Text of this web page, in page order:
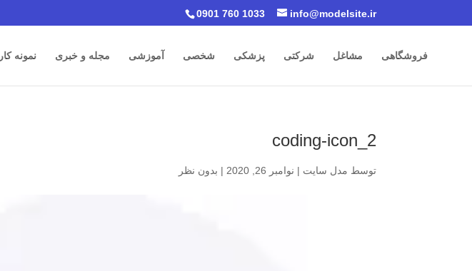
0901 760 1033 info@modelsite.ir
فروشگاهی مشاغل شرکتی پزشکی شخصی آموزشی مجله و خبری نمونه کار
coding-icon_2
توسط مدل سایت | نوامبر 26, 2020 | بدون نظر